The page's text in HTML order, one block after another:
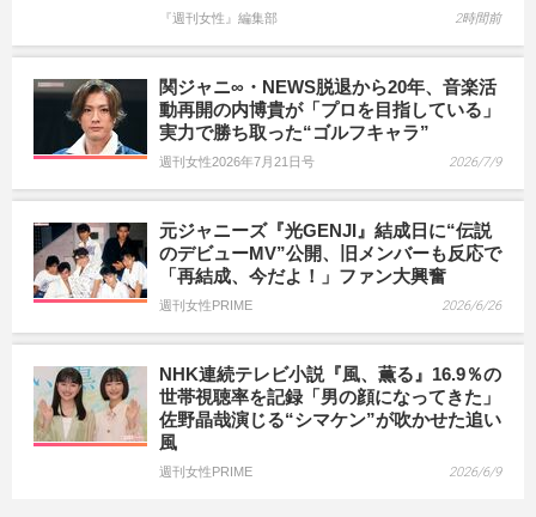
『週刊女性』編集部 2時間前
関ジャニ∞・NEWS脱退から20年、音楽活
動再開の内博貴が「プロを目指している」
実力で勝ち取った“ゴルフキャラ”
週刊女性2026年7月21日号 2026/7/9
元ジャニーズ『光GENJI』結成日に“伝説
のデビューMV”公開、旧メンバーも反応で
「再結成、今だよ！」ファン大興奮
週刊女性PRIME 2026/6/26
NHK連続テレビ小説『風、薫る』16.9％の
世帯視聴率を記録「男の顔になってきた」
佐野晶哉演じる“シマケン”が吹かせた追い
風
週刊女性PRIME 2026/6/9